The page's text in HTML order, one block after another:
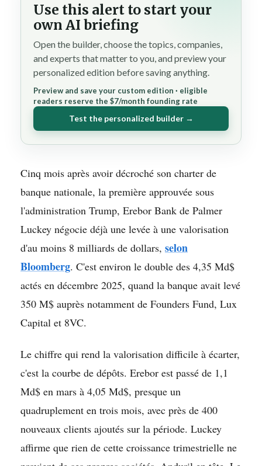
Use this alert to start your
own AI briefing
Open the builder, choose the topics, companies,
and experts that matter to you, and preview your
personalized edition before saving anything.
Preview and save your custom edition · eligible
readers reserve the $7/month founding rate
Test the personalized builder →
Cinq mois après avoir décroché son charter de
banque nationale, la première approuvée sous
l'administration Trump, Erebor Bank de Palmer
Luckey négocie déjà une levée à une valorisation
d'au moins 8 milliards de dollars, selon
Bloomberg. C'est environ le double des 4,35 Md$
actés en décembre 2025, quand la banque avait levé
350 M$ auprès notamment de Founders Fund, Lux
Capital et 8VC.
Le chiffre qui rend la valorisation difficile à écarter,
c'est la courbe de dépôts. Erebor est passé de 1,1
Md$ en mars à 4,05 Md$, presque un
quadruplement en trois mois, avec près de 400
nouveaux clients ajoutés sur la période. Luckey
affirme que rien de cette croissance trimestrielle ne